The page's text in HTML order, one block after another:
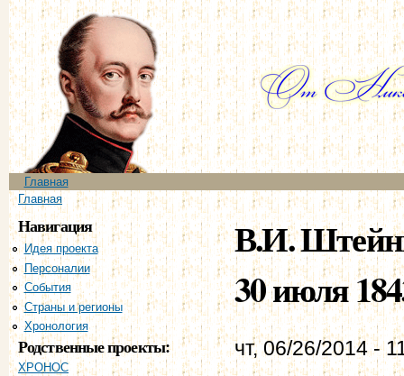
Главное меню
Главная
Вы здесь
Главная
Навигация
Идея проекта
Персоналии
События
Страны и регионы
Хронология
Родственные проекты:
ХРОНОС
В.И.
30 июля
чт, 06/26/2014 -